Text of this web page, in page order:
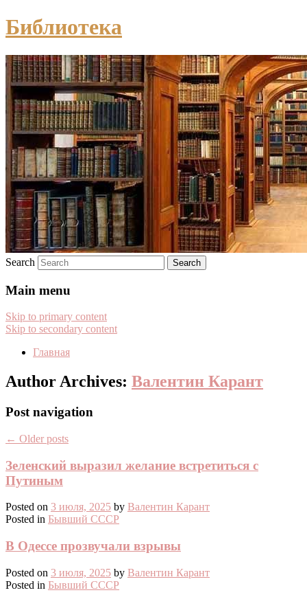
Библиотека
Search
Main menu
Skip to primary content
Skip to secondary content
Главная
Author Archives: Валентин Карант
Post navigation
← Older posts
Зеленский выразил желание встретиться с
Путиным
Posted on 3 июля, 2025 by Валентин Карант
Posted in Бывший СССР
В Одессе прозвучали взрывы
Posted on 3 июля, 2025 by Валентин Карант
Posted in Бывший СССР